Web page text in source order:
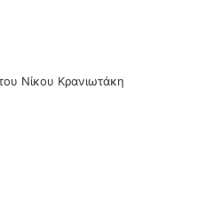
Νίκου Κρανιωτάκη